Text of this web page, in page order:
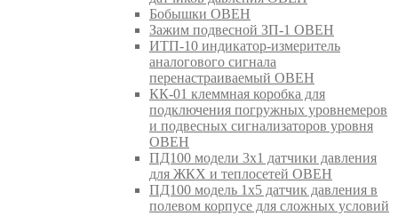
Бобышки ОВЕН
Зажим подвесной ЗП-1 ОВЕН
ИТП-10 индикатор-измеритель
аналогового сигнала
перенастраиваемый ОВЕН
КК-01 клеммная коробка для
подключения погружных уровнемеров
и подвесных сигнализаторов уровня
ОВЕН
ПД100 модели 3х1 датчики давления
для ЖКХ и теплосетей ОВЕН
ПД100 модель 1х5 датчик давления в
полевом корпусе для сложных условий